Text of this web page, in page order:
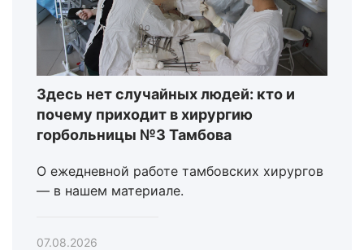
Здесь нет случайных людей: кто и
почему приходит в хирургию
горбольницы №3 Тамбова
О ежедневной работе тамбовских хирургов
— в нашем материале.
07.08.2026